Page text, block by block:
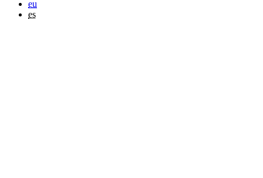
eu
es